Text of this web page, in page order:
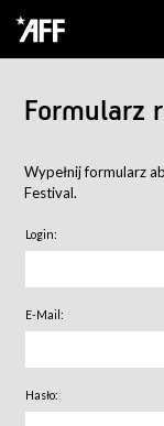
Formularz
Wypełnij formularz
Festival.
Login:
E-Mail:
Hasło: